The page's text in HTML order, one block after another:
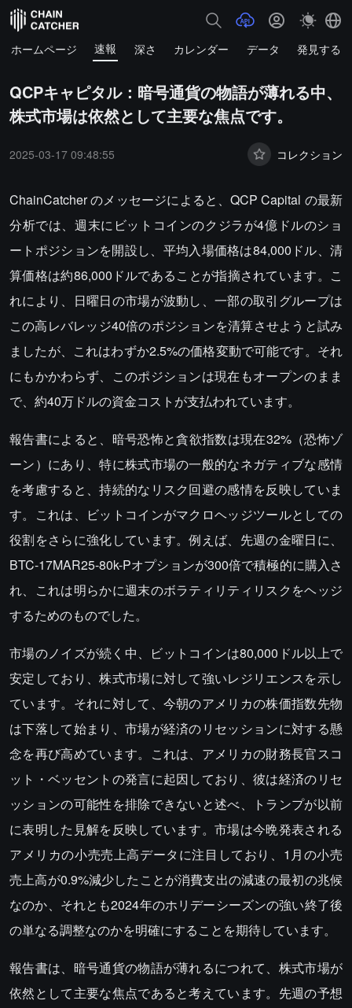
ホームページ 速報 深さ カレンダー データ 発見する
QCPキャピタル：暗号通貨の物語が薄れる中、
株式市場は依然として主要な焦点です。
2025-03-17 09:48:55 コレクション
ChainCatcher のメッセージによると、QCP Capital の最新
分析では、週末にビットコインのクジラが4億ドルのショ
ートポジションを開設し、平均入場価格は84,000ドル、清
算価格は約86,000ドルであることが指摘されています。こ
れにより、日曜日の市場が波動し、一部の取引グループは
この高レバレッジ40倍のポジションを清算させようと試み
ましたが、これはわずか2.5%の価格変動で可能です。それ
にもかかわらず、このポジションは現在もオープンのまま
で、約40万ドルの資金コストが支払われています。
報告書によると、暗号恐怖と貪欲指数は現在32%（恐怖ゾ
ーン）にあり、特に株式市場の一般的なネガティブな感情
を考慮すると、持続的なリスク回避の感情を反映していま
す。これは、ビットコインがマクロヘッジツールとしての
役割をさらに強化しています。例えば、先週の金曜日に、
BTC-17MAR25-80k-Pオプションが300倍で積極的に購入さ
れ、これは明らかに週末のボラティリティリスクをヘッジ
するためのものでした。
市場のノイズが続く中、ビットコインは80,000ドル以上で
安定しており、株式市場に対して強いレジリエンスを示し
ています。それに対して、今朝のアメリカの株価指数先物
は下落して始まり、市場が経済のリセッションに対する懸
念を再び高めています。これは、アメリカの財務長官スコ
ット・ベッセントの発言に起因しており、彼は経済のリセ
ッションの可能性を排除できないと述べ、トランプが以前
に表明した見解を反映しています。市場は今晩発表される
アメリカの小売売上高データに注目しており、1月の小売
売上高が0.9%減少したことが消費支出の減速の最初の兆候
なのか、それとも2024年のホリデーシーズンの強い終了後
の単なる調整なのかを明確にすることを期待しています。
報告書は、暗号通貨の物語が薄れるにつれて、株式市場が
依然として主要な焦点であると考えています。先週の予想